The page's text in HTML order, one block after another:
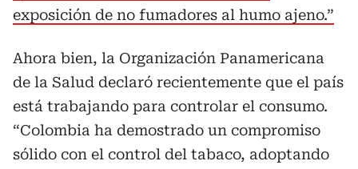
exposición de no fumadores al humo ajeno.”
Ahora bien, la Organización Panamericana
de la Salud declaró recientemente que el país
está trabajando para controlar el consumo.
“Colombia ha demostrado un compromiso
sólido con el control del tabaco, adoptando